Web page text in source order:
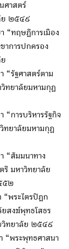
ศาสตร์
ย ๒๕๔๙
“ทฤษฎีการเมือง
าการปกครอง
“รัฐศาสตร์ตาม
ทยาลัยมหามกุฏ
“การบริหารรัฐกิจ
ทยาลัยมหามกุฏ
“สัมมนาทาง
มหาวิทยาลัย
๕๒
“พระไตรปิฎก
สงฆ์พุทธโสธร
วิทยาลัย ๒๕๔๙
“พระพุทธศาสนา